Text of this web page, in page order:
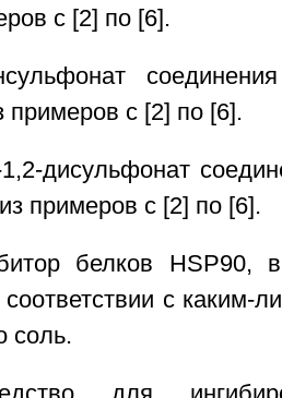
с [2] по [6].
примеров с [2] по [6].
дисульфонат
примеров с [2] по [6].
белков HSP90,
с каким-
соль.